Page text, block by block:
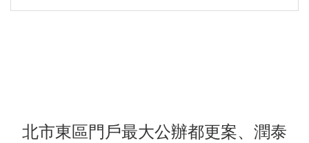
北市東區門戶最大公辦都更案、潤泰